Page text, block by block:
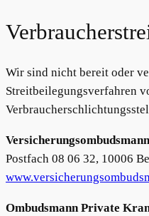
Wir sind nicht bereit oder
Streitbeilegungsverfahren
Postfach 08 06 32, 10006
Ombudsmann Private